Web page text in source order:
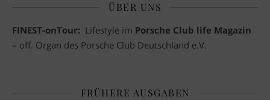
ÜBER UNS
FINEST-onTour: Lifestyle im Porsche Club life Magazin
– off. Organ des Porsche Club Deutschland e.V.
FRÜHERE AUSGABEN